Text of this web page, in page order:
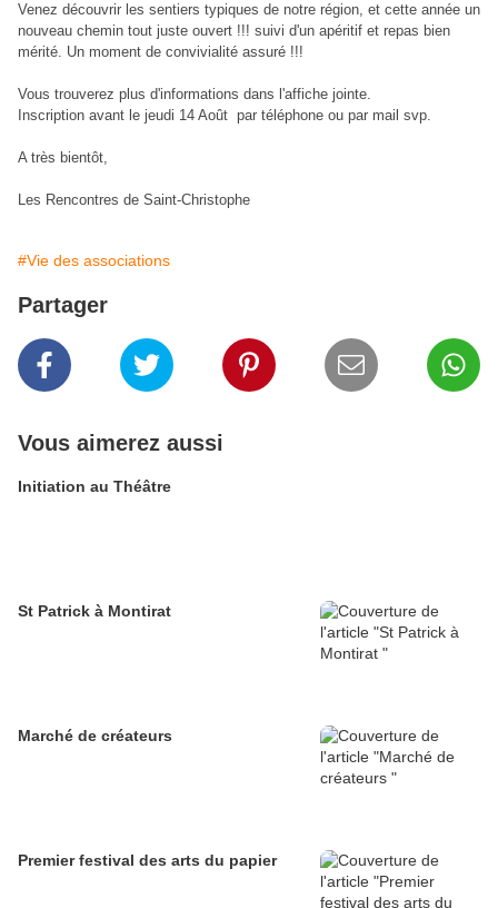
Venez découvrir les sentiers typiques de notre région, et cette année un
nouveau chemin tout juste ouvert !!! suivi d'un apéritif et repas bien
mérité. Un moment de convivialité assuré !!!
Vous trouverez plus d'informations dans l'affiche jointe.
Inscription avant le jeudi 14 Août par téléphone ou par mail svp.
A très bientôt,
Les Rencontres de Saint-Christophe
#Vie des associations
Partager
Vous aimerez aussi
Initiation au Théâtre
St Patrick à Montirat
Marché de créateurs
Premier festival des arts du papier